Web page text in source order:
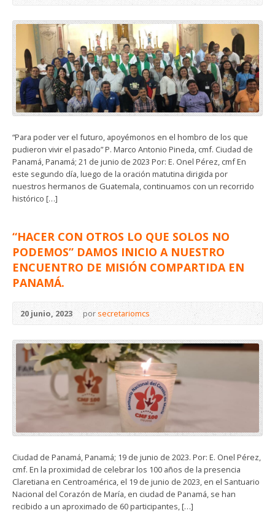
“Para poder ver el futuro, apoyémonos en el hombro de los que
pudieron vivir el pasado” P. Marco Antonio Pineda, cmf. Ciudad de
Panamá, Panamá; 21 de junio de 2023 Por: E. Onel Pérez, cmf En
este segundo día, luego de la oración matutina dirigida por
nuestros hermanos de Guatemala, continuamos con un recorrido
histórico […]
“HACER CON OTROS LO QUE SOLOS NO
PODEMOS” DAMOS INICIO A NUESTRO
ENCUENTRO DE MISIÓN COMPARTIDA EN
PANAMÁ.
20 junio, 2023 porsecretariomcs
Ciudad de Panamá, Panamá; 19 de junio de 2023. Por: E. Onel Pérez,
cmf. En la proximidad de celebrar los 100 años de la presencia
Claretiana en Centroamérica, el 19 de junio de 2023, en el Santuario
Nacional del Corazón de María, en ciudad de Panamá, se han
recibido a un aproximado de 60 participantes, […]